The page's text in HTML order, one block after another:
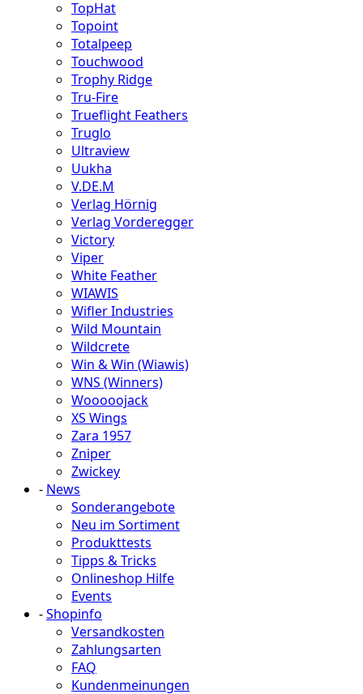
TopHat
Topoint
Totalpeep
Touchwood
Trophy Ridge
Tru-Fire
Trueflight Feathers
Truglo
Ultraview
Uukha
V.DE.M
Verlag Hörnig
Verlag Vorderegger
Victory
Viper
White Feather
WIAWIS
Wifler Industries
Wild Mountain
Wildcrete
Win & Win (Wiawis)
WNS (Winners)
Wooooojack
XS Wings
Zara 1957
Zniper
Zwickey
- News
Sonderangebote
Neu im Sortiment
Produkttests
Tipps & Tricks
Onlineshop Hilfe
Events
-Shopinfo
Versandkosten
Zahlungsarten
FAQ
Kundenmeinungen